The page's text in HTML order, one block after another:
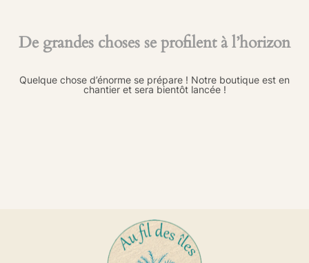
De grandes choses se profilent à l’horizon
Quelque chose d’énorme se prépare ! Notre boutique est en
chantier et sera bientôt lancée !